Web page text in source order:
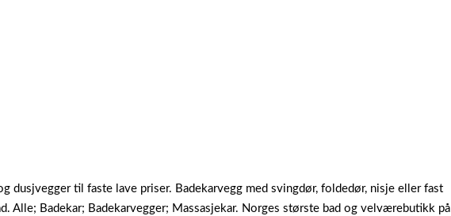
dusjvegger til faste lave priser. Badekarvegg med svingdør, foldedør, nisje eller fast
Alle; Badekar; Badekarvegger; Massasjekar. Norges største bad og velværebutikk på